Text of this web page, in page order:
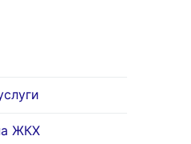
ЖКХ